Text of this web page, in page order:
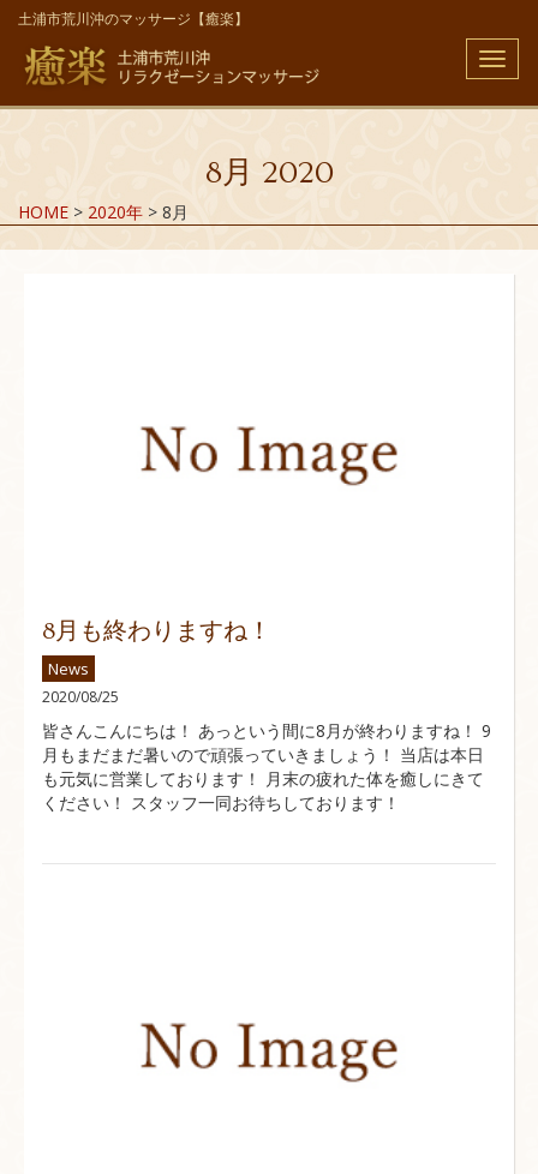
土浦市荒川沖のマッサージ【癒楽】
メ
ニ
ュ
8月 2020
HOME > 2020年 > 8月
8月も終わりますね！
News
2020/08/25
皆さんこんにちは！ あっという間に8月が終わりますね！ 9
月もまだまだ暑いので頑張っていきましょう！ 当店は本日
も元気に営業しております！ 月末の疲れた体を癒しにきて
ください！ スタッフ一同お待ちしております！